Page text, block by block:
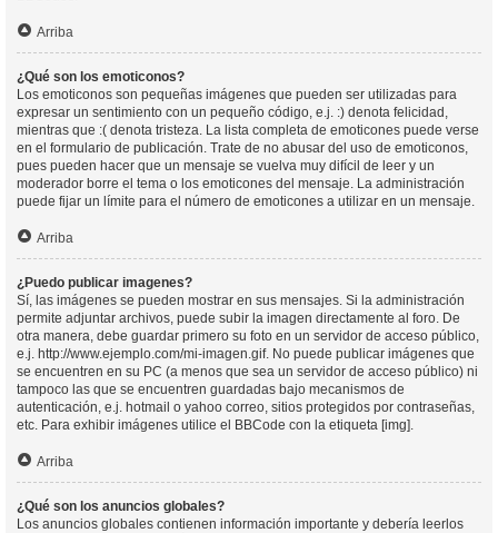
Arriba
¿Qué son los emoticonos?
Los emoticonos son pequeñas imágenes que pueden ser utilizadas para
expresar un sentimiento con un pequeño código, e.j. :) denota felicidad,
mientras que :( denota tristeza. La lista completa de emoticones puede verse
en el formulario de publicación. Trate de no abusar del uso de emoticonos,
pues pueden hacer que un mensaje se vuelva muy difícil de leer y un
moderador borre el tema o los emoticones del mensaje. La administración
puede fijar un límite para el número de emoticones a utilizar en un mensaje.
Arriba
¿Puedo publicar imagenes?
Sí, las imágenes se pueden mostrar en sus mensajes. Si la administración
permite adjuntar archivos, puede subir la imagen directamente al foro. De
otra manera, debe guardar primero su foto en un servidor de acceso público,
e.j. http://www.ejemplo.com/mi-imagen.gif. No puede publicar imágenes que
se encuentren en su PC (a menos que sea un servidor de acceso público) ni
tampoco las que se encuentren guardadas bajo mecanismos de
autenticación, e.j. hotmail o yahoo correo, sitios protegidos por contraseñas,
etc. Para exhibir imágenes utilice el BBCode con la etiqueta [img].
Arriba
¿Qué son los anuncios globales?
Los anuncios globales contienen información importante y debería leerlos